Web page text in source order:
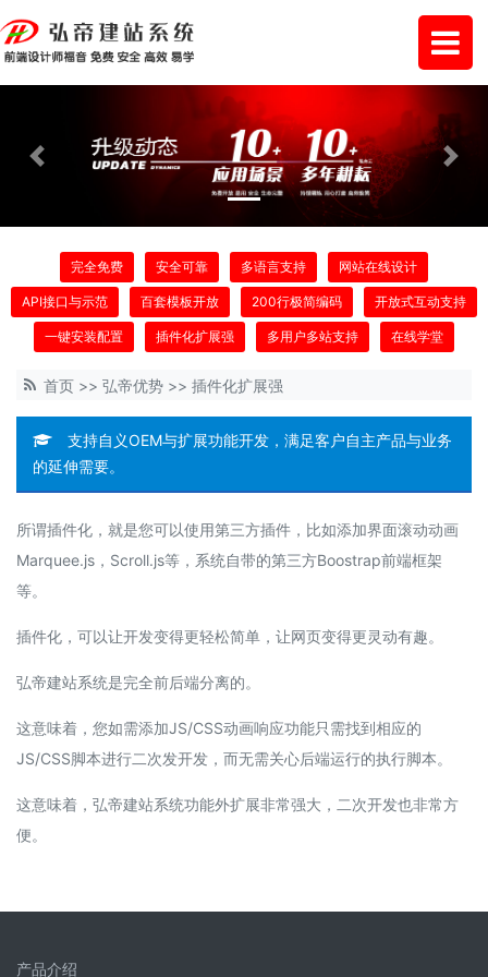
Previous Next
完全免费 安全可靠 多语言支持 网站在线设计
API接口与示范 百套模板开放 200行极简编码 开放式互动支持
一键安装配置 插件化扩展强 多用户多站支持 在线学堂
首页 >> 弘帝优势 >> 插件化扩展强
支持自义OEM与扩展功能开发，满足客户自主产品与业务
的延伸需要。
所谓插件化，就是您可以使用第三方插件，比如添加界面滚动动画
Marquee.js，Scroll.js等，系统自带的第三方Boostrap前端框架
等。
插件化，可以让开发变得更轻松简单，让网页变得更灵动有趣。
弘帝建站系统是完全前后端分离的。
这意味着，您如需添加JS/CSS动画响应功能只需找到相应的
JS/CSS脚本进行二次发开发，而无需关心后端运行的执行脚本。
这意味着，弘帝建站系统功能外扩展非常强大，二次开发也非常方
便。
产品介绍